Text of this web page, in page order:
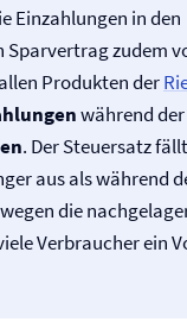
Einzahlungen in den
zudem
Produkten der
während
. Der Steuersatz
aus als während
die
Verbraucher ein